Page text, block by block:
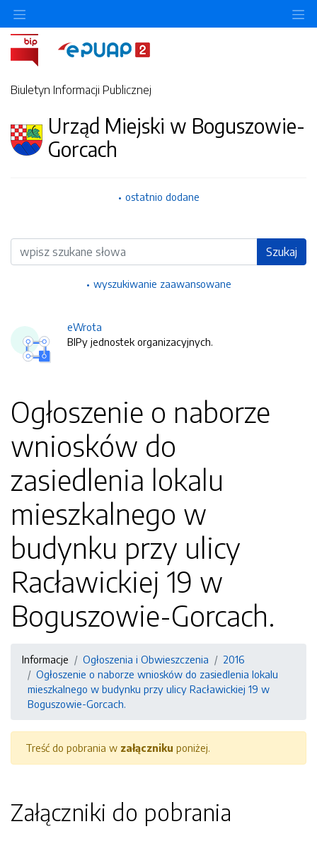
Biuletyn Informacji Publicznej
Urząd Miejski w Boguszowie-
Gorcach
ostatnio dodane
Wyszukiwarka Szukaj
wyszukiwanie zaawansowane
eWrota
BIPy jednostek organizacyjnych.
Ogłoszenie o naborze
wniosków do
zasiedlenia lokalu
mieszkalnego w
budynku przy ulicy
Racławickiej 19 w
Boguszowie-Gorcach.
Informacje Ogłoszenia i Obwieszczenia
2016
Ogłoszenie o naborze wniosków do zasiedlenia lokalu
mieszkalnego w budynku przy ulicy Racławickiej 19 w
Boguszowie-Gorcach.
Treść do pobrania w załączniku poniżej.
Załączniki do pobrania